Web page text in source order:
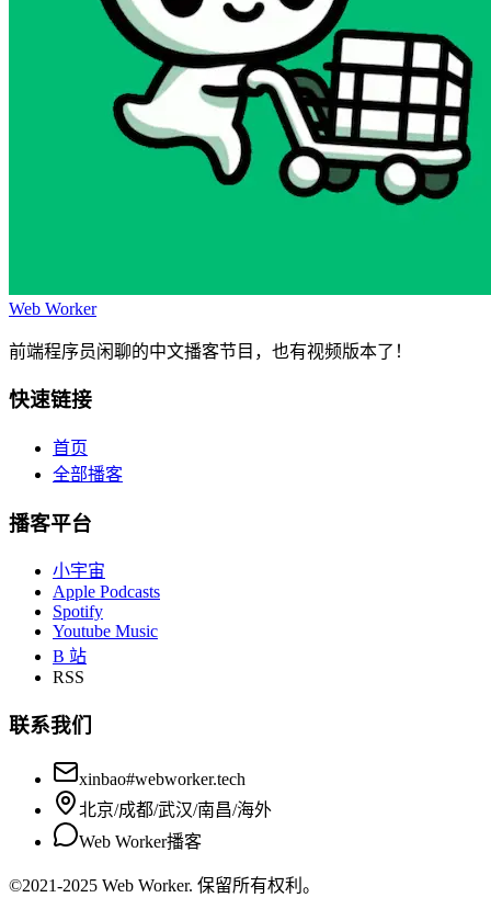
Web Worker
前端程序员闲聊的中文播客节目，也有视频版本了！
快速链接
首页
全部播客
播客平台
小宇宙
Apple Podcasts
Spotify
Youtube Music
B 站
RSS
联系我们
xinbao#webworker.tech
北京/成都/武汉/南昌/海外
Web Worker播客
©2021-2025 Web Worker. 保留所有权利。